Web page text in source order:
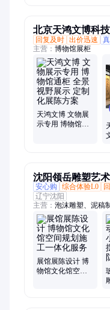
北京天鸿文博科
回复及时 出价迅速
主营： 博物馆展柜
天鸿文博 文物展
示专用 博物馆通
沈阳领岳雕塑艺
安心购
综合体验L0
辽宁沈阳
主营： 泡沫雕塑、泥稿
动物雕塑、3d建模雕塑
作、商场景观雕塑、商
园艺绿雕、铁艺白钢
型、大型玻璃钢雕塑、
观雕塑、水泥雕塑摆件
展馆展陈设计 博
物馆文化馆空间